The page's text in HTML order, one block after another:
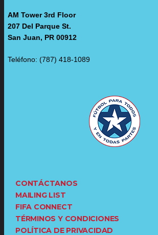
AM Tower 3rd Floor
207 Del Parque St.
San Juan, PR 00912
Teléfono: (787) 418-1089
CONTÁCTANOS
MAILING LIST
FIFA CONNECT
TÉRMINOS Y CONDICIONES
POLÍTICA DE PRIVACIDAD